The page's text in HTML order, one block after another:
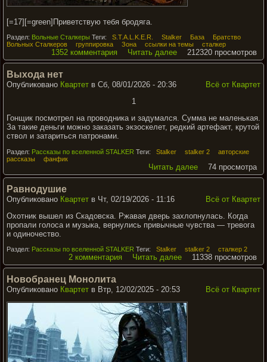
[=17][=green]Приветствую тебя бродяга.
Раздел: Вольные Сталкеры Теги: S.T.A.L.K.E.R. Stalker База
Братство
Вольных Сталкеров
группировка Зона ссылки на темы сталкер
1352 комментария Читать далее 212320 просмотров
Выхода нет
Всё от Квартет
Опубликовано Квартет в Сб, 08/01/2026 - 20:36
1
Гонщик посмотрел на проводника и задумался. Сумма не маленькая.
За такие деньги можно заказать экзоскелет, редкий артефакт, крутой
ствол и затариться патронами.
Раздел: Рассказы по вселенной STALKER Теги: Stalker stalker 2
авторские
рассказы
фанфик
Читать далее 74 просмотра
Равнодушие
Всё от Квартет
Опубликовано Квартет в Чт, 02/19/2026 - 11:16
Охотник вышел из Скадовска. Ржавая дверь захлопнулась. Когда
пропали голоса и музыка, вернулись привычные чувства — тревога
и одиночество.
Раздел: Рассказы по вселенной STALKER Теги: Stalker stalker 2 сталкер 2
2 комментария Читать далее 11338 просмотров
Новобранец Монолита
Всё от Квартет
Опубликовано Квартет в Втр, 12/02/2025 - 20:53